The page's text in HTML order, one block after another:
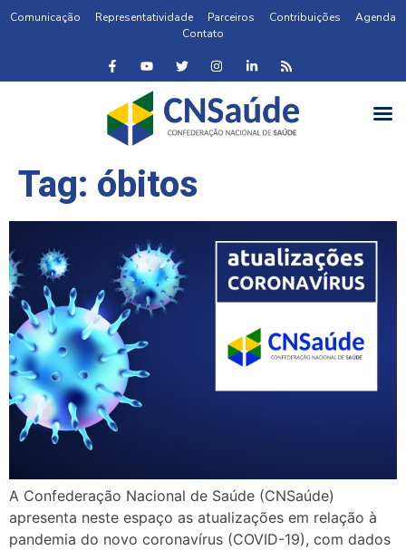
Comunicação Representatividade Parceiros Contribuições
Agenda
Contato
Tag: óbitos
A Confederação Nacional de Saúde (CNSaúde)
apresenta neste espaço as atualizações em relação à
pandemia do novo coronavírus (COVID-19), com dados